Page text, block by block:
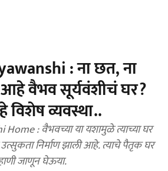
: ना छत, ना
वैभव सूर्यवंशीचं घर?
विशेष व्यवस्था..
: वैभवच्या या यशामुळे त्याच्या घर
निर्माण झाली आहे. त्याचे पैतृक घर
जाणून घेऊया.